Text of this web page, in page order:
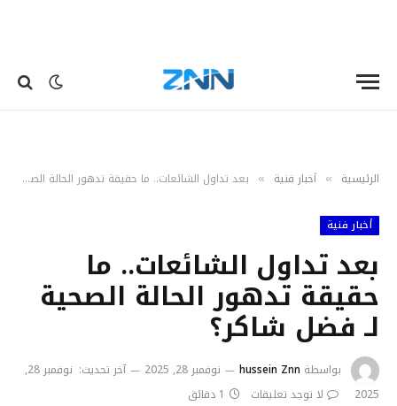
الرئيسية » أخبار فنية » بعد تداول الشائعات.. ما حقيقة تدهور الحالة الصحية لـ فضل شاكر؟
أخبار فنية
بعد تداول الشائعات.. ما
حقيقة تدهور الحالة الصحية
لـ فضل شاكر؟
بواسطة hussein Znn نوفمبر 28, 2025 آخر تحديث:
نوفمبر 28,
2025
لا توجد تعليقات 1 دقائق